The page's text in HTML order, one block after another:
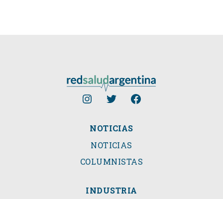
NOTICIAS
NOTICIAS
COLUMNISTAS
INDUSTRIA